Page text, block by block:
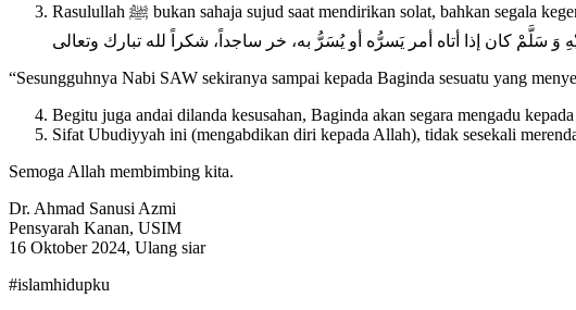
Rasulullah ﷺ bukan sahaja sujud saat mendirikan solat, bahkan segala kegembiraan dalam hidupnya akan dikaitkan melalui hubungan dengan Allah. Saidina Abu Bakrah menceritakan: أنه – صَلَى اللَّهُ
وَ سَلَّمْ كان إذا أتاه أمر يَسرُّه أو يُسَرُّ به، خر ساجداً، شكراً لله تبارك وتعالى
“Sesungguhnya Nabi SAW sekiranya sampai kepada Baginda sesuatu yang
Begitu juga andai dilanda kesusahan, Baginda akan segara mengadu
Sifat Ubudiyyah ini (mengabdikan diri kepada Allah), tidak sesekali
Semoga Allah membimbing kita.
Dr. Ahmad Sanusi Azmi
Pensyarah Kanan, USIM
16 Oktober 2024, Ulang siar
#islamhidupku